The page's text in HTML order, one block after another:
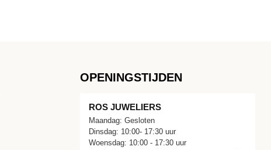
OPENINGSTIJDEN
ROS JUWELIERS
Maandag: Gesloten
Dinsdag: 10:00- 17:30 uur
Woensdag: 10:00 - 17:30 uur